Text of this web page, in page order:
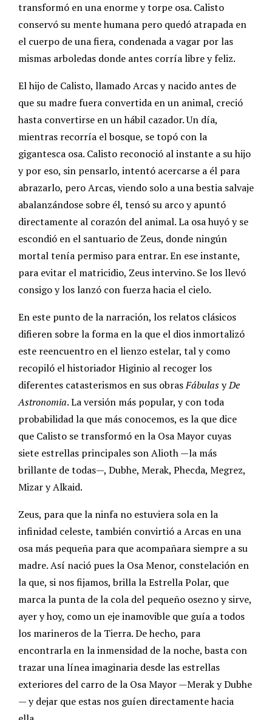
transformó en una enorme y torpe osa. Calisto
conservó su mente humana pero quedó atrapada en
el cuerpo de una fiera, condenada a vagar por las
mismas arboledas donde antes corría libre y feliz.
El hijo de Calisto, llamado Arcas y nacido antes de
que su madre fuera convertida en un animal, creció
hasta convertirse en un hábil cazador. Un día,
mientras recorría el bosque, se topó con la
gigantesca osa. Calisto reconoció al instante a su hijo
y por eso, sin pensarlo, intentó acercarse a él para
abrazarlo, pero Arcas, viendo solo a una bestia salvaje
abalanzándose sobre él, tensó su arco y apuntó
directamente al corazón del animal. La osa huyó y se
escondió en el santuario de Zeus, donde ningún
mortal tenía permiso para entrar. En ese instante,
para evitar el matricidio, Zeus intervino. Se los llevó
consigo y los lanzó con fuerza hacia el cielo.
En este punto de la narración, los relatos clásicos
difieren sobre la forma en la que el dios inmortalizó
este reencuentro en el lienzo estelar, tal y como
recopiló el historiador Higinio al recoger los
diferentes catasterismos en sus obrasFábulasyDe
Astronomia. La versión más popular, y con toda
probabilidad la que más conocemos, es la que dice
que Calisto se transformó en la Osa Mayor cuyas
siete estrellas principales son Alioth —la más
brillante de todas—, Dubhe, Merak, Phecda, Megrez,
Mizar y Alkaid.
Zeus, para que la ninfa no estuviera sola en la
infinidad celeste, también convirtió a Arcas en una
osa más pequeña para que acompañara siempre a su
madre. Así nació pues la Osa Menor, constelación en
la que, si nos fijamos, brilla la Estrella Polar, que
marca la punta de la cola del pequeño osezno y sirve,
ayer y hoy, como un eje inamovible que guía a todos
los marineros de la Tierra. De hecho, para
encontrarla en la inmensidad de la noche, basta con
trazar una línea imaginaria desde las estrellas
exteriores del carro de la Osa Mayor —Merak y Dubhe
— y dejar que estas nos guíen directamente hacia